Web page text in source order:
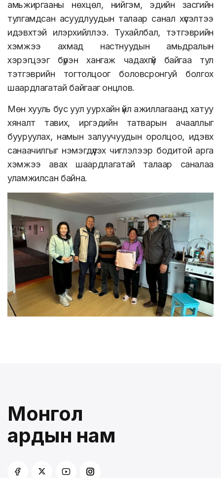
амьжиргааны нөхцөл, нийгэм, эдийн засгийн
тулгамдсан асуудлуудын талаар санал хүсэлтээ
идэвхтэй илэрхийллээ. Тухайлбал, тэтгэврийн
хэмжээ ахмад настнуудын амьдралын
хэрэгцээг бүрэн хангаж чадахгүй байгаа тул
тэтгэврийн тогтолцоог боловсронгуй болгох
шаардлагатай байгааг онцлов.
Мөн хууль бус уул уурхайн үйл ажиллагаанд хатуу
хяналт тавих, иргэдийн татварын ачааллыг
бууруулах, намын залуучуудын оролцоо, идэвх
санаачилгыг нэмэгдүүлэх чиглэлээр бодитой арга
хэмжээ авах шаардлагатай талаар саналаа
уламжилсан байна.
Монгол
ардын нам